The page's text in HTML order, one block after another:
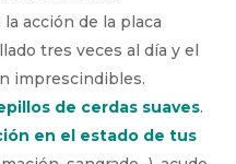
acción de la placa
tres veces al día y el
imprescindibles.
de cerdas suaves.
en el estado de tus